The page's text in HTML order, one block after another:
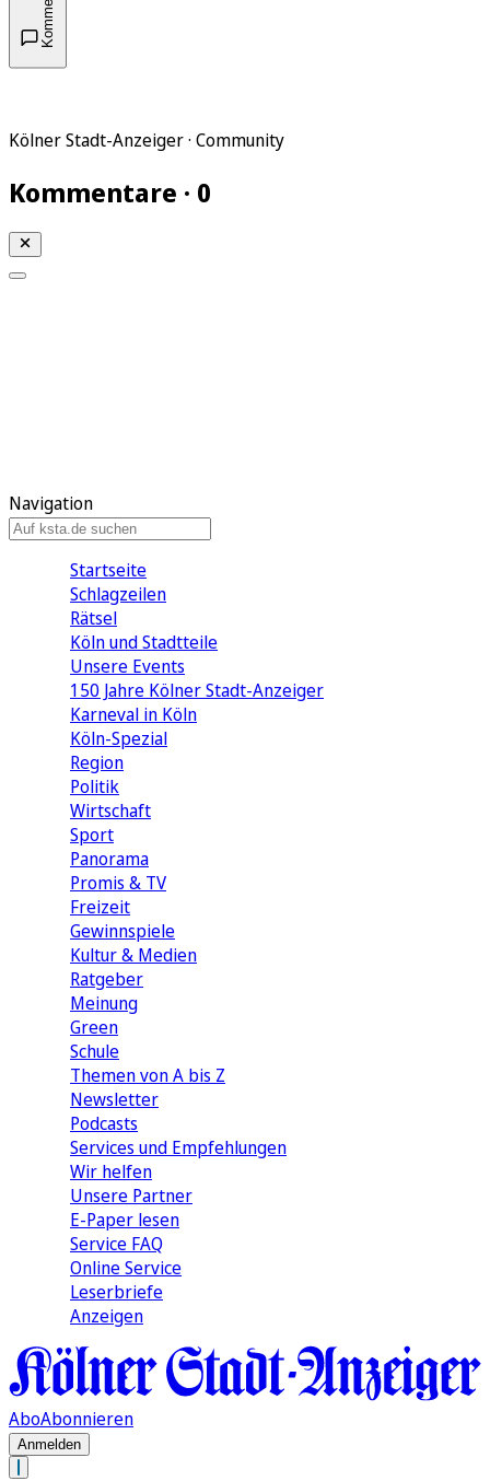
Kölner Stadt-Anzeiger · Community
Kommentare · 0
Navigation
Startseite
Schlagzeilen
Rätsel
Köln und Stadtteile
Unsere Events
150 Jahre Kölner Stadt-Anzeiger
Karneval in Köln
Köln-Spezial
Region
Politik
Wirtschaft
Sport
Panorama
Promis & TV
Freizeit
Gewinnspiele
Kultur & Medien
Ratgeber
Meinung
Green
Schule
Themen von A bis Z
Newsletter
Podcasts
Services und Empfehlungen
Wir helfen
Unsere Partner
E-Paper lesen
Service FAQ
Online Service
Leserbriefe
Anzeigen
AboAbonnieren
Anmelden